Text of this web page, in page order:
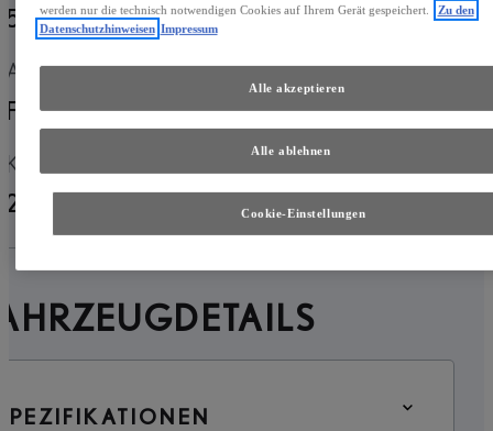
5
5
Außenfarbe
Flammblau
Antrieb
Hybrid Benzin
29.800 km
Erstzulassung
09-2023
werden nur die technisch notwendigen Cookies auf Ihrem Gerät gespeichert.
Zu den
Datenschutzhinweisen Impressum
Cookie-Einstellungen
Alle ablehnen
Alle akzeptieren